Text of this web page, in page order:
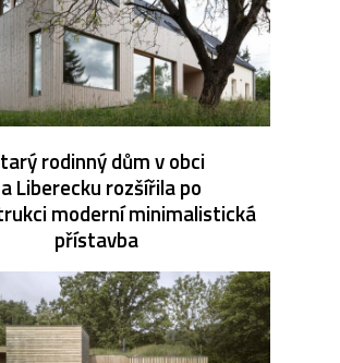
rodinný dům v obci
Liberecku rozšířila po
moderní minimalistická
přístavba